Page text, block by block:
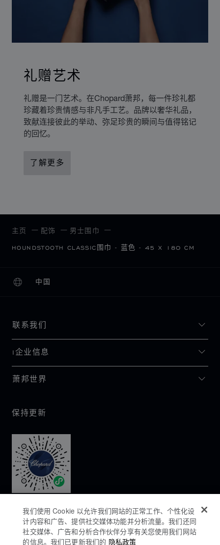
礼赠艺术
礼赠是一门艺术。在Chopard萧邦，每一件珍礼都
珍藏着珍贵情感与非凡手工艺。品牌以奢华礼品，
致献连接彼此的举动、弥足珍贵的瞬间与值得铭记
的回忆。
了解更多
主页 配饰 男士围巾
HOUNDSTOOTH CLASSIC围巾 - 蓝色 - 45 X 180 CM
中国
本地化（更改国家/地区）
更改国家/地区
联系我们
I企业信息
萧邦世界
保持更新
我们使用 Cookie 以允许我们网站的正常工作、个性化设
计内容和广告、提供社交媒体功能并分析流量。我们还同
社交媒体、广告和分析合作伙伴分享有关您使用我们网站
的信息。我们已更新我们的 隐私政策